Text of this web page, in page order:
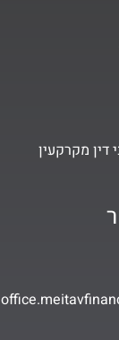
דין מקרקעין